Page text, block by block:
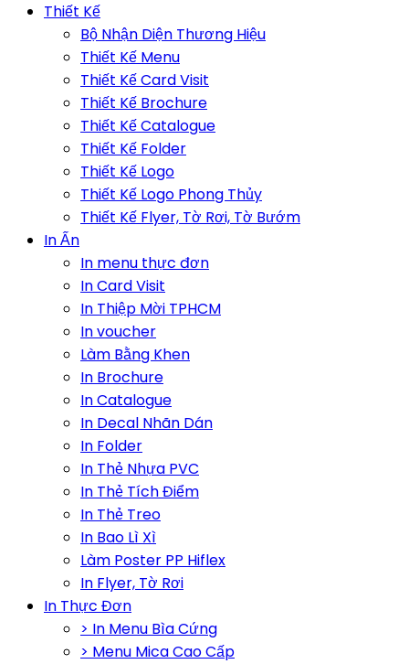
Thiết Kế
Bộ Nhận Diện Thương Hiệu
Thiết Kế Menu
Thiết Kế Card Visit
Thiết Kế Brochure
Thiết Kế Catalogue
Thiết Kế Folder
Thiết Kế Logo
Thiết Kế Logo Phong Thủy
Thiết Kế Flyer, Tờ Rơi, Tờ Bướm
In Ấn
In menu thực đơn
In Card Visit
In Thiệp Mời TPHCM
In voucher
Làm Bằng Khen
In Brochure
In Catalogue
In Decal Nhãn Dán
In Folder
In Thẻ Nhựa PVC
In Thẻ Tích Điểm
In Thẻ Treo
In Bao Lì Xì
Làm Poster PP Hiflex
In Flyer, Tờ Rơi
In Thực Đơn
> In Menu Bìa Cứng
> Menu Mica Cao Cấp